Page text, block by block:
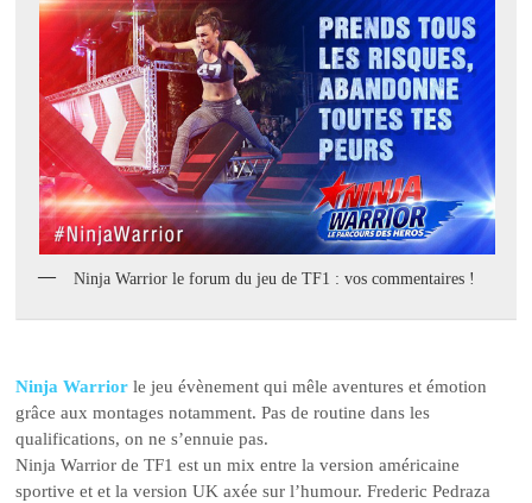
Ninja Warrior le forum du jeu de TF1 : vos commentaires !
Ninja Warrior le jeu évènement qui mêle aventures et émotion
grâce aux montages notamment. Pas de routine dans les
qualifications, on ne s’ennuie pas.
Ninja Warrior de TF1 est un mix entre la version américaine
sportive et et la version UK axée sur l’humour. Frederic Pedraza